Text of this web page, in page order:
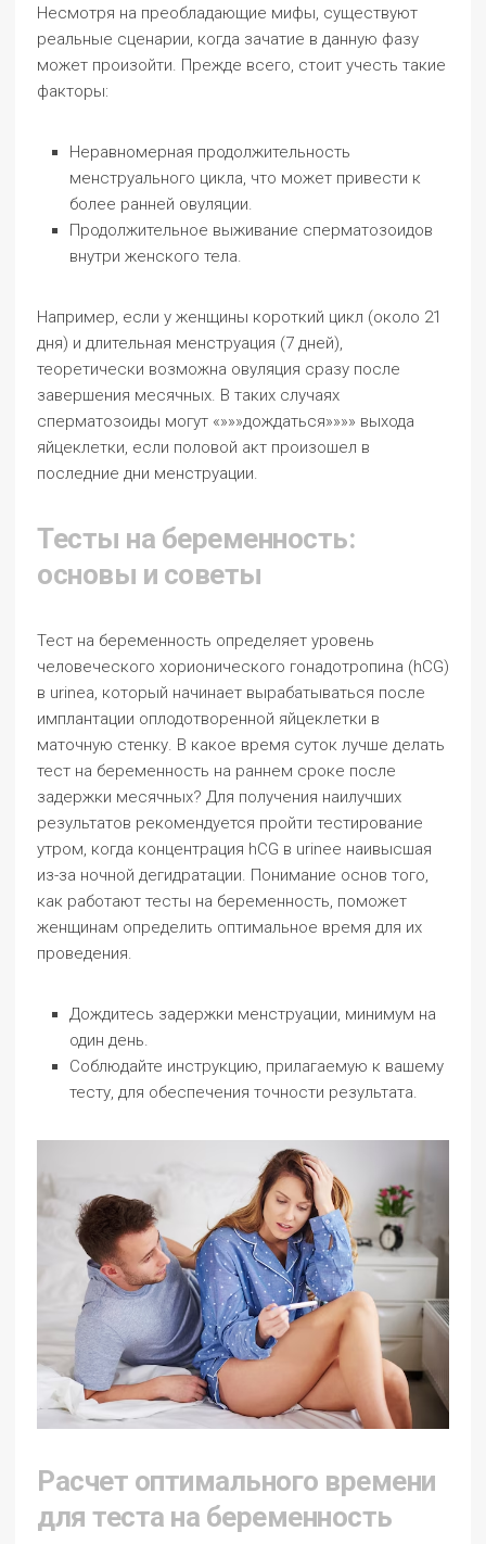
Несмотря на преобладающие мифы, существуют
реальные сценарии, когда зачатие в данную фазу
может произойти. Прежде всего, стоит учесть такие
факторы:
Неравномерная продолжительность
менструального цикла, что может привести к
более ранней овуляции.
Продолжительное выживание сперматозоидов
внутри женского тела.
Например, если у женщины короткий цикл (около 21
дня) и длительная менструация (7 дней),
теоретически возможна овуляция сразу после
завершения месячных. В таких случаях
сперматозоиды могут «»»»дождаться»»»» выхода
яйцеклетки, если половой акт произошел в
последние дни менструации.
Тесты на беременность:
основы и советы
Тест на беременность определяет уровень
человеческого хорионического гонадотропина (hCG)
в urineа, который начинает вырабатываться после
имплантации оплодотворенной яйцеклетки в
маточную стенку. В какое время суток лучше делать
тест на беременность на раннем сроке после
задержки месячных? Для получения наилучших
результатов рекомендуется пройти тестирование
утром, когда концентрация hCG в urineе наивысшая
из-за ночной дегидратации. Понимание основ того,
как работают тесты на беременность, поможет
женщинам определить оптимальное время для их
проведения.
Дождитесь задержки менструации, минимум на
один день.
Соблюдайте инструкцию, прилагаемую к вашему
тесту, для обеспечения точности результата.
Расчет оптимального времени
для теста на беременность